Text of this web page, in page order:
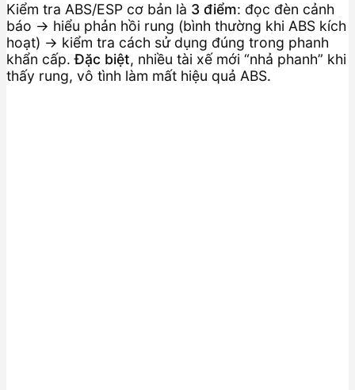
Kiểm tra ABS/ESP cơ bản là 3 điểm: đọc đèn cảnh
báo → hiểu phản hồi rung (bình thường khi ABS kích
hoạt) → kiểm tra cách sử dụng đúng trong phanh
khẩn cấp.Đặc biệt, nhiều tài xế mới “nhả phanh” khi
thấy rung, vô tình làm mất hiệu quả ABS.